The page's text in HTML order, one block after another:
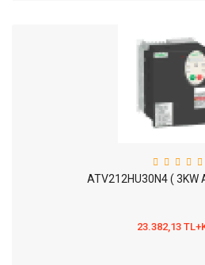
ATV212HU30N4 ( 3KW
23.382,13